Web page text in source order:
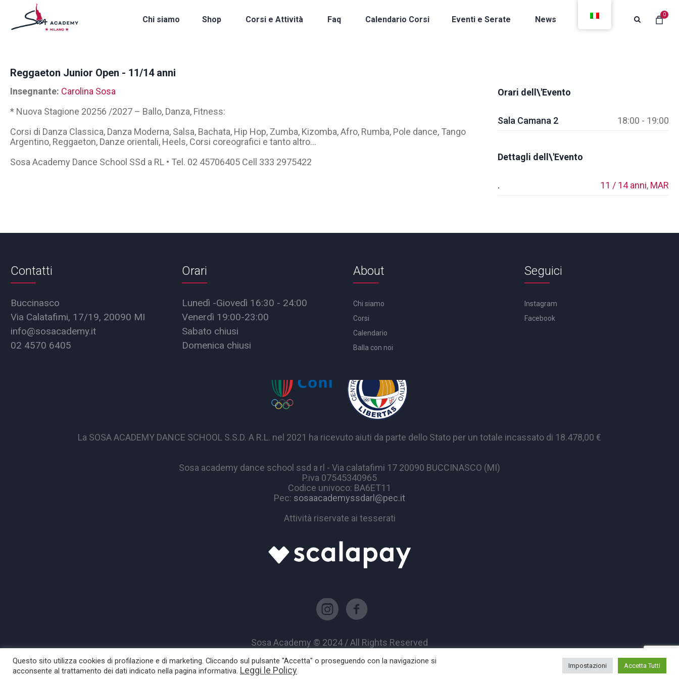
0
Chi siamo Shop Corsi e Attività Faq Calendario Corsi Eventi e Serate News Contatti
Reggaeton Junior Open - 11/14 anni
Insegnante: Carolina Sosa
* Nuova Stagione 20256 /2027 – Ballo, Danza, Fitness:
Corsi di Danza Classica, Danza Moderna, Salsa, Bachata, Hip Hop, Zumba, Kizomba, Afro, Rumba, Pole dance, Tango
Argentino, Reggaeton, Danze orientali, Heels, Corsi coreografici e tanto altro…
Sosa Academy Dance School SSd a RL • Tel. 02 45706405 Cell 333 2975422
Orari dell\'Evento
Sala Camana 2 18:00 - 19:00
Dettagli dell\'Evento
. 11 / 14 anni, MAR
Contatti
Buccinasco
Via Calatafimi, 17/19, 20090 MI
info@sosacademy.it
02 4570 6405
Orari
Lunedì -Giovedì 16:30 - 24:00
Venerdì 19:00-23:00
Sabato chiusi
Domenica chiusi
About
Chi siamo
Corsi
Calendario
Balla con noi
Seguici
Instagram
Facebook
La SOSA ACADEMY DANCE SCHOOL S.S.D. A R.L. nel 2021 ha ricevuto aiuti da parte dello Stato per un totale incassato di 18.478,00 €
Sosa academy dance school ssd a rl - Via calatafimi 17 20090 BUCCINASCO (MI)
P.iva 07545340965
Codice univoco: BA6ET11
Pec: sosaacademyssdarl@pec.it
Attività riservate ai tesserati
Sosa Academy © 2024 / All Rights Reserved
Questo sito utilizza cookies di profilazione e di marketing. Cliccando sul pulsante "Accetta" o proseguendo con la navigazione si
acconsente al trattamento dei dati indicato nella pagina informativa. Leggi le Policy Impostazioni Accetta Tutti